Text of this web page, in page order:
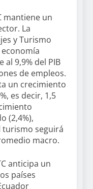
mantiene un
La
y Turismo
al 9,9% del PIB
de empleos.
un crecimiento
es decir, 1,5
(2,4%),
turismo seguirá
macro.
anticipa un
países